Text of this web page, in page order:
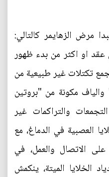
مرض الزهايمر كالتالي:
عقد او اكثر من بدء ظهور
تكتلات غير طبيعية من
مكونة من "بروتين
والتراكمات غير
العصبية في الدماغ، مع
على الاتصال والعمل، في
الخلايا الميتة، ينكمش